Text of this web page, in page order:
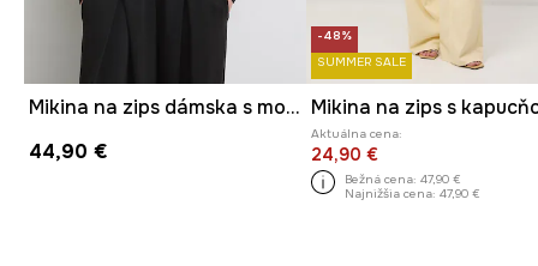
Mikina na zips dámska s modalom hladká
44,90 €
-48%
SUMMER SALE
Aktuálna cena:
24,90 €
Bežná cena: 47,90 €
Najnižšia cena: 47,90 €